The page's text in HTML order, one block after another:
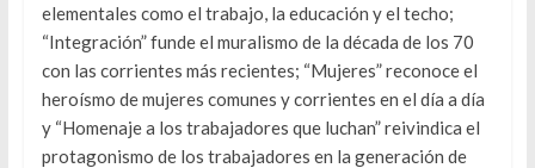
elementales como el trabajo, la educación y el techo;
“Integración” funde el muralismo de la década de los 70
con las corrientes más recientes; “Mujeres” reconoce el
heroísmo de mujeres comunes y corrientes en el día a día
y “Homenaje a los trabajadores que luchan” reivindica el
protagonismo de los trabajadores en la generación de